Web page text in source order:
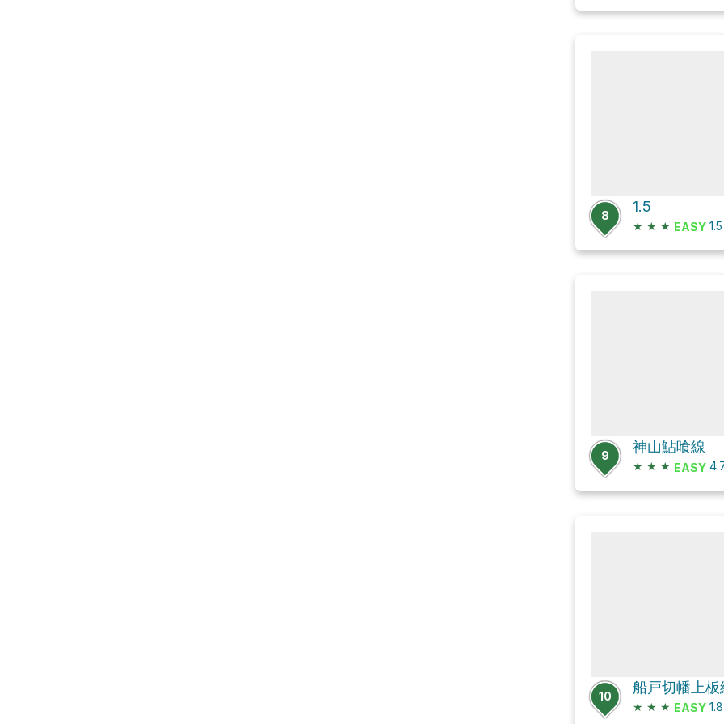
8
1.5
★ ★ ★ EASY
9
神山鮎喰線
★ ★ ★ EASY
10
船戸切幡上板
★ ★ ★ EASY